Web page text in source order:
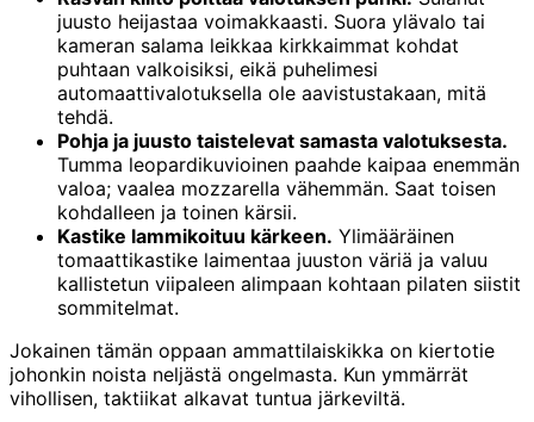
juusto heijastaa voimakkaasti. Suora ylävalo tai
kameran salama leikkaa kirkkaimmat kohdat
puhtaan valkoisiksi, eikä puhelimesi
automaattivalotuksella ole aavistustakaan, mitä
tehdä.
Pohja ja juusto taistelevat samasta valotuksesta.
Tumma leopardikuvioinen paahde kaipaa enemmän
valoa; vaalea mozzarella vähemmän. Saat toisen
kohdalleen ja toinen kärsii.
Kastike lammikoituu kärkeen. Ylimääräinen
tomaattikastike laimentaa juuston väriä ja valuu
kallistetun viipaleen alimpaan kohtaan pilaten siistit
sommitelmat.
Jokainen tämän oppaan ammattilaiskikka on kiertotie
johonkin noista neljästä ongelmasta. Kun ymmärrät
vihollisen, taktiikat alkavat tuntua järkeviltä.